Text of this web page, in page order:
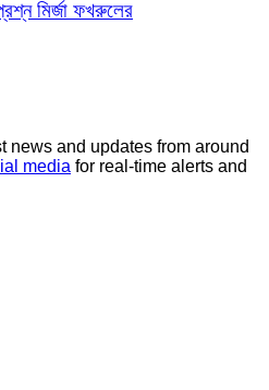
মির্জা ফখরুলের
news and updates from around
media for real-time alerts and